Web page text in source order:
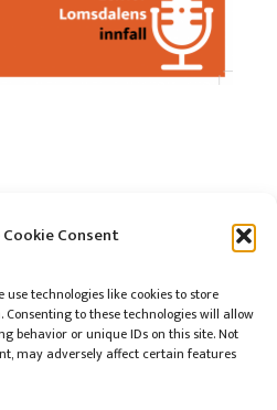
Consent
use technologies like cookies to store
to these technologies will allow
behavior or unique IDs on this site. Not
may adversely affect certain features
920 712 312 MVA
podkasten